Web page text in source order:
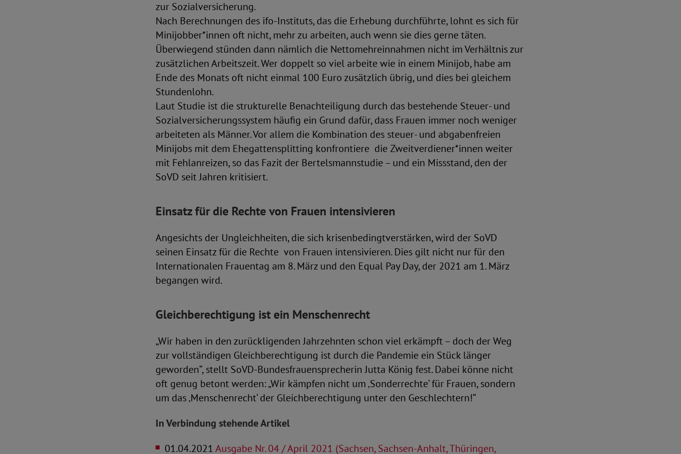
zur Sozialversicherung.
Nach Berechnungen des ifo-Instituts, das die Erhebung durchführte, lohnt es sich für
Minijobber*innen oft nicht, mehr zu arbeiten, auch wenn sie dies gerne täten.
Überwiegend stünden dann nämlich die Nettomehreinnahmen nicht im Verhältnis zur
zusätzlichen Arbeitszeit. Wer doppelt so viel arbeite wie in einem Minijob, habe am
Ende des Monats oft nicht einmal 100 Euro zusätzlich übrig, und dies bei gleichem
Stundenlohn.
Laut Studie ist die strukturelle Benachteiligung durch das bestehende Steuer- und
Sozialversicherungssystem häufig ein Grund dafür, dass Frauen immer noch weniger
arbeiteten als Männer. Vor allem die Kombination des steuer- und abgabenfreien
Minijobs mit dem Ehegattensplitting konfrontiere die Zweitverdiener*innen weiter
mit Fehlanreizen, so das Fazit der Bertelsmannstudie – und ein Missstand, den der
SoVD seit Jahren kritisiert.
Einsatz für die Rechte von Frauen intensivieren
Angesichts der Ungleichheiten, die sich krisenbedingtverstärken, wird der SoVD
seinen Einsatz für die Rechte von Frauen intensivieren. Dies gilt nicht nur für den
Internationalen Frauentag am 8. März und den Equal Pay Day, der 2021 am 1. März
begangen wird.
Gleichberechtigung ist ein Menschenrecht
„Wir haben in den zurückligenden Jahrzehnten schon viel erkämpft – doch der Weg
zur vollständigen Gleichberechtigung ist durch die Pandemie ein Stück länger
geworden“, stellt SoVD-Bundesfrauensprecherin Jutta König fest. Dabei könne nicht
oft genug betont werden: „Wir kämpfen nicht um ‚Sonderrechte‘ für Frauen, sondern
um das ‚Menschenrecht‘ der Gleichberechtigung unter den Geschlechtern!“
In Verbindung stehende Artikel
01.04.2021Ausgabe Nr. 04 / April 2021 (Sachsen, Sachsen-Anhalt, Thüringen,